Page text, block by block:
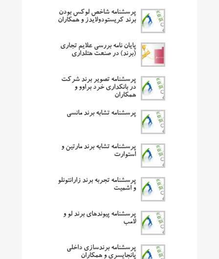
پرسشنامه شاخص لوکس بودن
برند کریستودولایدز و همکاران
پایان نامه بررسی علایم تجاری
(برند) در صنعت هتلداری
پرسشنامه تصویر برند شرکت
در بانکداری خرد براوو و
همکاران
پرسشنامه تشابه برند مانسی
پرسشنامه تشابه برند مارتین و
استوارت
پرسشنامه تجربه برند زارانتونلو
و اشمیت
پرسشنامه پیوندهای برند لو و
لامب
پرسشنامه برندسازی داخلی
پانجایسری و همکاران